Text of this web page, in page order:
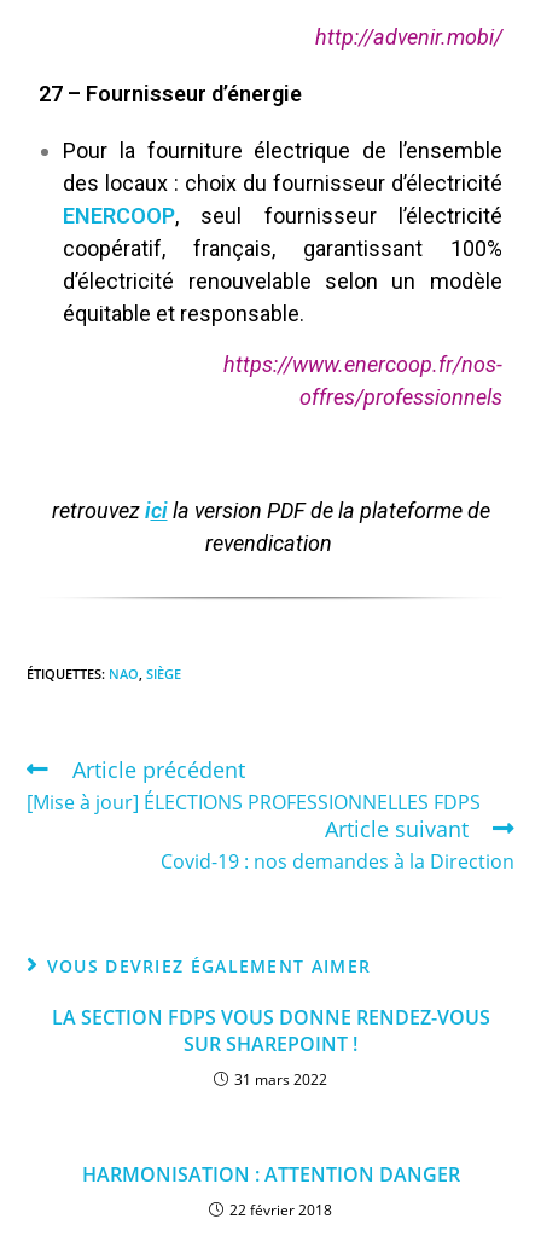
http://advenir.mobi/
27 – Fournisseur d’énergie
Pour la fourniture électrique de l’ensemble
des locaux : choix du fournisseur d’électricité
ENERCOOP, seul fournisseur l’électricité
coopératif, français, garantissant 100%
d’électricité renouvelable selon un modèle
équitable et responsable.
https://www.enercoop.fr/nos-
offres/professionnels
retrouvez ici la version PDF de la plateforme de
revendication
ÉTIQUETTES: NAO, SIÈGE
Article précédent
[Mise à jour] ÉLECTIONS PROFESSIONNELLES FDPS
Article suivant
Covid-19 : nos demandes à la Direction
VOUS DEVRIEZ ÉGALEMENT AIMER
LA SECTION FDPS VOUS DONNE RENDEZ-VOUS
SUR SHAREPOINT !
31 mars 2022
HARMONISATION : ATTENTION DANGER
22 février 2018